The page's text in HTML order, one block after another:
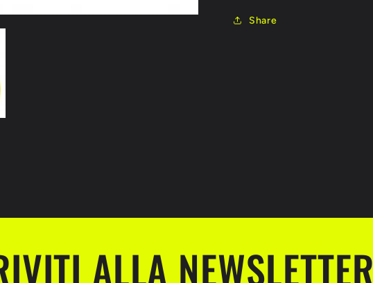
Share
ALLA NEWSLETTER